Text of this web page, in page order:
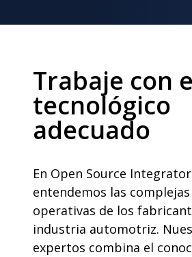
Trabaje con
tecnológico
adecuado
En Open Source
entendemos las
operativas de los
industria automotriz.
expertos combina el